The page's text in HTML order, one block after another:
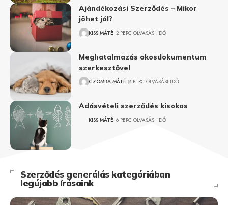
Ajándékozási Szerződés – Mikor
jöhet jól?
KISS MÁTÉ 2 PERC OLVASÁSI IDŐ
Meghatalmazás okosdokumentum
szerkesztővel
CZOMBA MÁTÉ 8 PERC OLVASÁSI IDŐ
Adásvételi szerződés kisokos
KISS MÁTÉ 6 PERC OLVASÁSI IDŐ
Szerződés generálás kategóriában
legújabb írásaink